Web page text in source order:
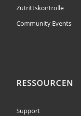
Zutrittskontrolle
Community Events
RESSOURCEN
Support